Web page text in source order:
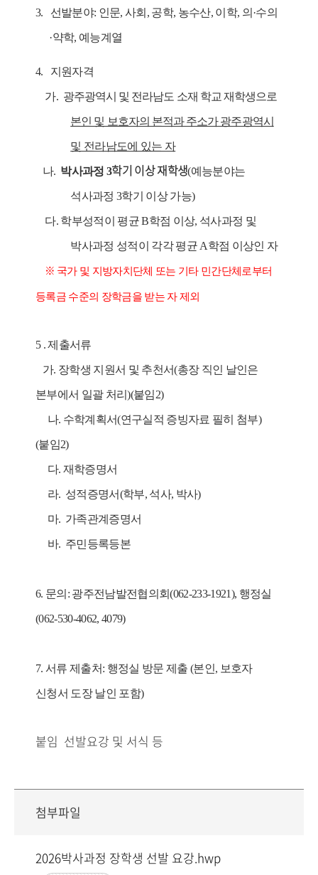
3. 선발분야: 인문, 사회, 공학, 농수산, 이학, 의 ·수의
·약학, 예능계열
4. 지원자격
가. 광주광역시 및 전라남도 소재 학교 재학생으로
본인 및 보호자의 본적과 주소가 광주광역시
및 전라남도에 있는 자
나. 박사과정3학기 이상 재학생(예능분야는
석사과정 3학기 이상 가능)
다. 학부성적이 평균B학점 이상, 석사과정 및
박사과정 성적이 각각 평균 A학점 이상인 자
※ 국가 및 지방자치단체 또는 기타 민간단체로부터
등록금 수준의 장학금을 받는 자 제외
5 .제출서류
가. 장학생 지원서 및 추천서(총장 직인 날인은
본부에서 일괄 처리)(붙임2)
나. 수학계획서(연구실적 증빙자료 필히 첨부)
(붙임2)
다. 재학증명서
라. 성적증명서(학부, 석사, 박사)
마. 가족관계증명서
바. 주민등록등본
6. 문의 : 광주전남발전협의회(062-233-1921), 행정실
(062-530-4062, 4079)
7. 서류 제출처: 행정실 방문 제출 (본인, 보호자
신청서 도장 날인 포함)
붙임 선발요강 및 서식 등
첨부파일
2026박사과정 장학생 선발 요강.hwp